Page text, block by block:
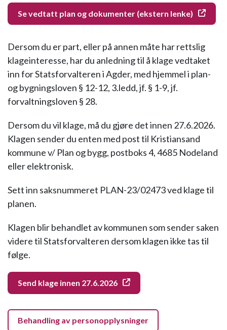
Se vedtatt plan og dokumenter (ekstern lenke)
Dersom du er part, eller på annen måte har rettslig
klageinteresse, har du anledning til å klage vedtaket
inn for Statsforvalteren i Agder, med hjemmel i plan-
og bygningsloven § 12-12, 3.ledd, jf. § 1-9, jf.
forvaltningsloven § 28.
Dersom du vil klage, må du gjøre det innen 27.6.2026.
Klagen sender du enten med post til Kristiansand
kommune v/ Plan og bygg, postboks 4, 4685 Nodeland
eller elektronisk.
Sett inn saksnummeret PLAN-23/02473 ved klage til
planen.
Klagen blir behandlet av kommunen som sender saken
videre til Statsforvalteren dersom klagen ikke tas til
følge.
Send klage innen 27.6.2026
Behandling av personopplysninger